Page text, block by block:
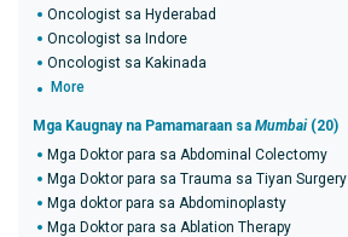
Oncologist sa Hyderabad
Oncologist sa Indore
Oncologist sa Kakinada
More
Mga Kaugnay na Pamamaraan sa Mumbai (20)
Mga Doktor para sa Abdominal Colectomy
Mga Doktor para sa Trauma sa Tiyan Surgery
Mga doktor para sa Abdominoplasty
Mga Doktor para sa Ablation Therapy